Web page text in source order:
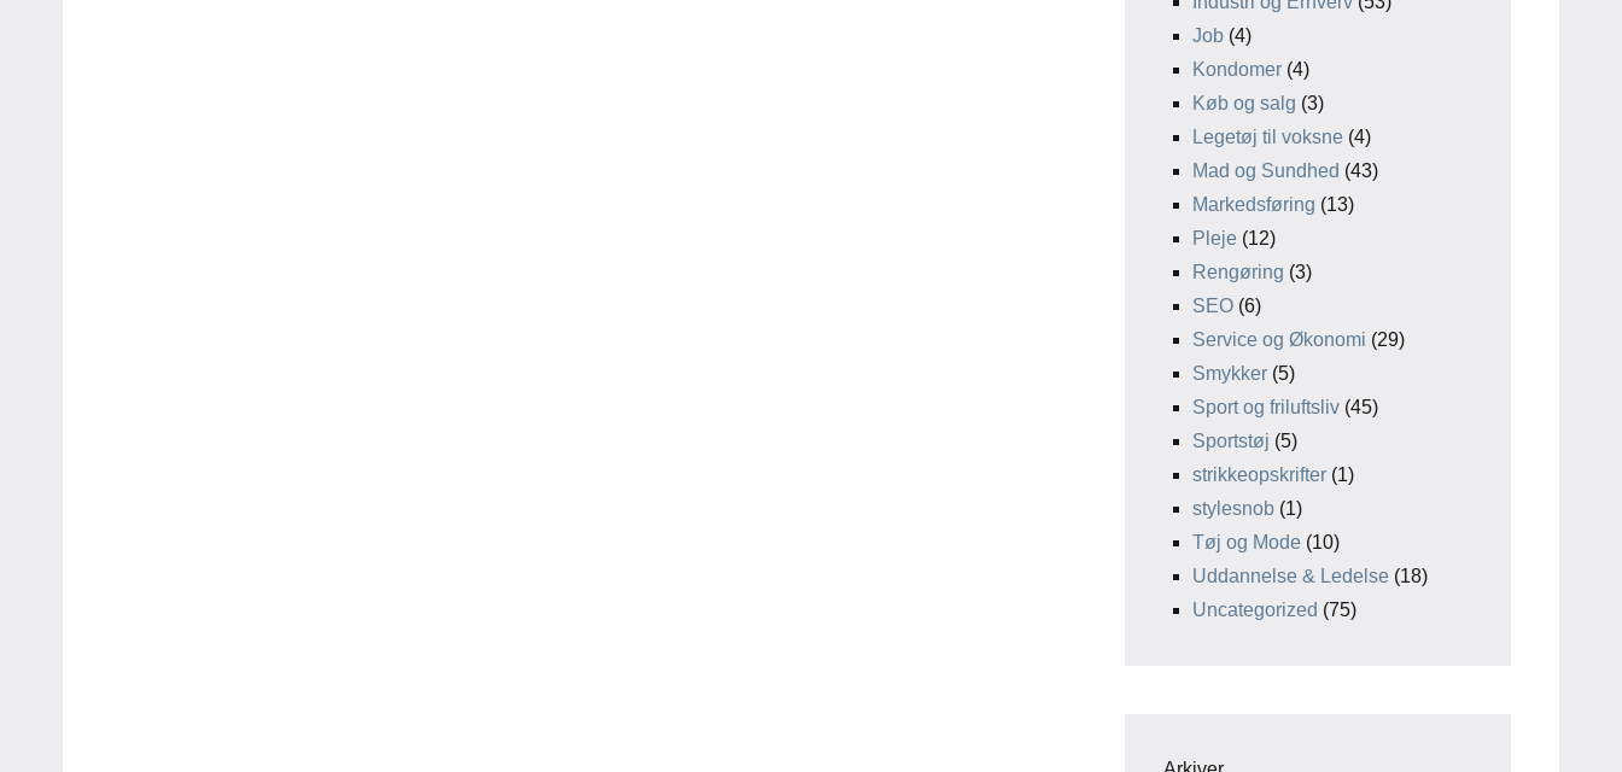
Job (4)
Kondomer (4)
Køb og salg (3)
Legetøj til voksne (4)
Mad og Sundhed (43)
Markedsføring (13)
Pleje (12)
Rengøring (3)
SEO (6)
Service og Økonomi (29)
Smykker (5)
Sport og friluftsliv (45)
Sportstøj (5)
strikkeopskrifter (1)
stylesnob (1)
Tøj og Mode (10)
Uddannelse & Ledelse (18)
Uncategorized (75)